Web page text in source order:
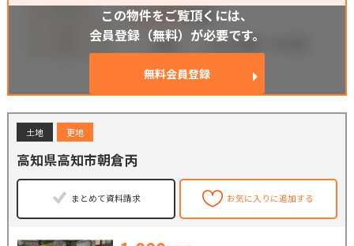
この物件をご覧頂くには、
会員登録（無料）が必要です。
無料会員登録
土地 更地
高知県高知市朝倉丙
まとめて資料請求 お気に入りに追加する